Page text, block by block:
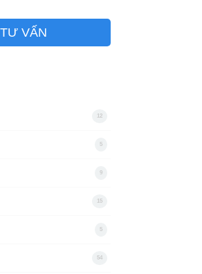
VẤN
12
5
9
15
5
54